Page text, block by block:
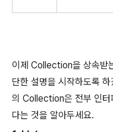
이제 Collection을 상속
단한 설명을 시작하도록
의 Collection은 전부 인터
다는 것을 알아두세요.